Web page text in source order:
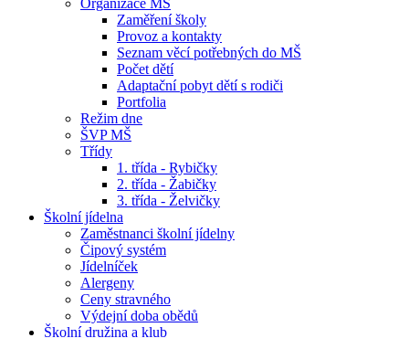
Organizace MŠ
Zaměření školy
Provoz a kontakty
Seznam věcí potřebných do MŠ
Počet dětí
Adaptační pobyt dětí s rodiči
Portfolia
Režim dne
ŠVP MŠ
Třídy
1. třída - Rybičky
2. třída - Žabičky
3. třída - Želvičky
Školní jídelna
Zaměstnanci školní jídelny
Čipový systém
Jídelníček
Alergeny
Ceny stravného
Výdejní doba obědů
Školní družina a klub